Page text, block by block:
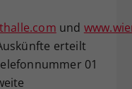
und
erteilt
01